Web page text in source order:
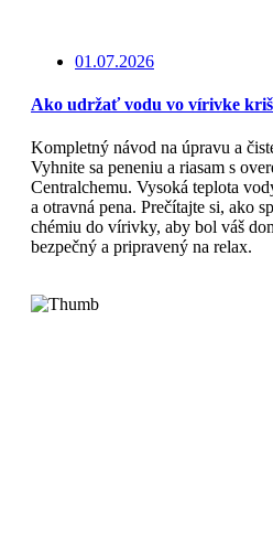
01.07.2026
Ako udržať vodu vo vírivke
Kompletný návod na úpravu a
Vyhnite sa peneniu a riasam s
Centralchemu. Vysoká teplota
a otravná pena. Prečítajte si, ako
chémiu do vírivky, aby bol váš
bezpečný a pripravený na relax.